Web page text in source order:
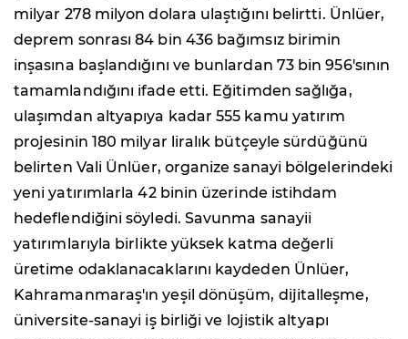
milyar 278 milyon dolara ulaştığını belirtti. Ünlüer,
deprem sonrası 84 bin 436 bağımsız birimin
inşasına başlandığını ve bunlardan 73 bin 956'sının
tamamlandığını ifade etti. Eğitimden sağlığa,
ulaşımdan altyapıya kadar 555 kamu yatırım
projesinin 180 milyar liralık bütçeyle sürdüğünü
belirten Vali Ünlüer, organize sanayi bölgelerindeki
yeni yatırımlarla 42 binin üzerinde istihdam
hedeflendiğini söyledi. Savunma sanayii
yatırımlarıyla birlikte yüksek katma değerli
üretime odaklanacaklarını kaydeden Ünlüer,
Kahramanmaraş'ın yeşil dönüşüm, dijitalleşme,
üniversite-sanayi iş birliği ve lojistik altyapı